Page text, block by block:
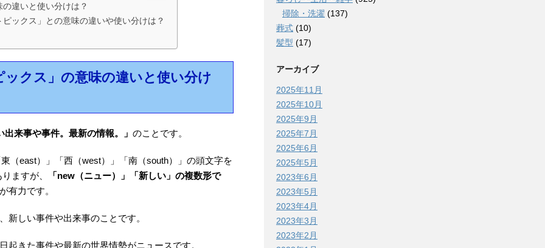
違いと使い分けは？
ックス」との意味の違いや使い分けは？
クス」の意味の違いと使い分け
出来事や事件。最新の情報。」 のことです。
（east）」「西（west）」「南（south）」の頭文字を
ますが、
「new（ニュー）」「新しい」の複数形で
有力です。
新しい事件や出来事のことです。
起きた事件や最新の世界情勢がニュースです。
掃除・洗濯 (137)
葬式 (10)
髪型 (17)
アーカイブ
2025年11月
2025年10月
2025年9月
2025年7月
2025年6月
2025年5月
2023年6月
2023年5月
2023年4月
2023年3月
2023年2月